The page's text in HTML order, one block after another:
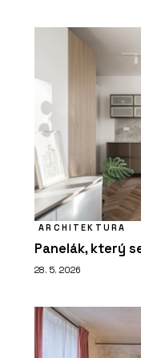
ARCHITEKTURA
Panelák, který
28. 5. 2026